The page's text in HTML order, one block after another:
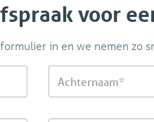
voor
in en we nemen zo